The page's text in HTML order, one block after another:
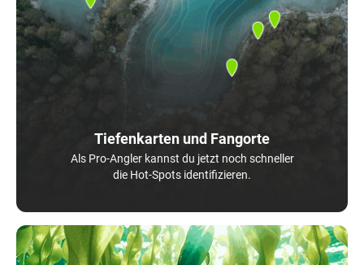
Tiefenkarten und Fangorte
Als Pro-Angler kannst du jetzt noch schneller
die Hot-Spots identifizieren.